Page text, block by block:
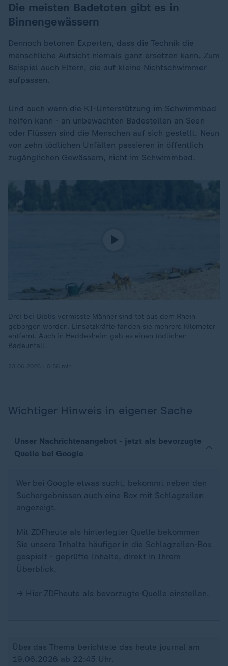
Die meisten Badetoten gibt es in
Binnengewässern
Dennoch betonen Experten, dass die Technik die
menschliche Aufsicht niemals ganz ersetzen kann. Zum
Beispiel auch Eltern, die auf kleine Nichtschwimmer
aufpassen.
Und auch wenn die KI-Unterstützung im Schwimmbad
helfen kann - an unbewachten Badestellen an Seen
oder Flüssen sind die Menschen auf sich gestellt. Neun
von zehn tödlichen Unfällen passieren in öffentlich
zugänglichen Gewässern, nicht im Schwimmbad.
Drei bei Biblis vermisste Männer sind tot aus dem Rhein
geborgen worden. Einsatzkräfte fanden sie mehrere Kilometer
entfernt. Auch in Heddesheim gab es einen tödlichen
Badeunfall.
Wichtiger Hinweis in eigener Sache
Unser Nachrichtenangebot - jetzt als bevorzugte
Quelle bei Google
Wer bei Google etwas sucht, bekommt neben den
Suchergebnissen auch eine Box mit Schlagzeilen
angezeigt.
Mit ZDFheute als hinterlegter Quelle bekommen
Sie unsere Inhalte häufiger in die Schlagzeilen-Box
gespielt - geprüfte Inhalte, direkt in Ihrem
Überblick.
→ Hier ZDFheute als bevorzugte Quelle einstellen.
Über das Thema berichtete das heute journal am
19.06.2026 ab 22:45 Uhr.